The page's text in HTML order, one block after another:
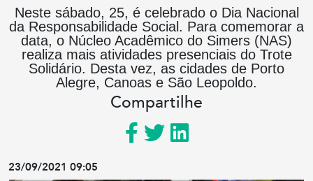
Neste sábado, 25, é celebrado o Dia Nacional
da Responsabilidade Social. Para comemorar a
data, o Núcleo Acadêmico do Simers (NAS)
realiza mais atividades presenciais do Trote
Solidário. Desta vez, as cidades de Porto
Alegre, Canoas e São Leopoldo.
Compartilhe
23/09/2021 09:05